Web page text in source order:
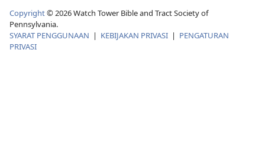
Copyright© 2026 Watch Tower Bible and Tract Society of
Pennsylvania.
SYARAT PENGGUNAAN | KEBIJAKAN PRIVASI | PENGATURAN
PRIVASI